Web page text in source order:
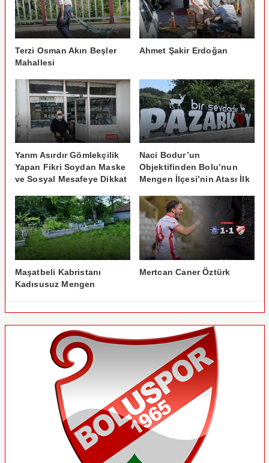
Terzi Osman Akın Beşler
Mahallesi
Ahmet Şakir Erdoğan
Yarım Asırdır Gömlekçilik
Yapan Fikri Soydan Maske
ve Sosyal Mesafeye Dikkat
Naci Bodur’un
Objektifinden Bolu’nun
Mengen İlçesi’nin Atası İlk
Maşatbeli Kabristanı
Kadısusuz Mengen
Mertcan Caner Öztürk